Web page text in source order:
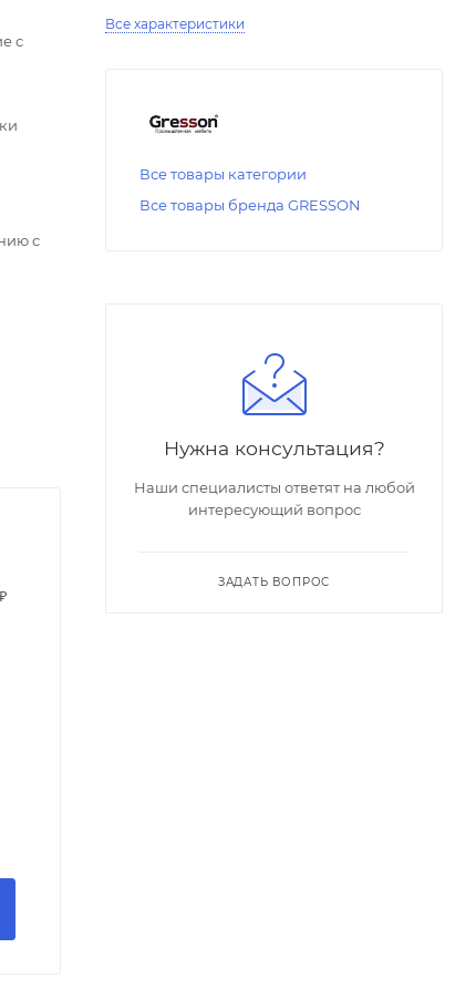
с
с
Все характеристики
Все товары категории
Все товары бренда GRESSON
Нужна консультация?
Наши специалисты ответят на любой
интересующий вопрос
ЗАДАТЬ ВОПРОС